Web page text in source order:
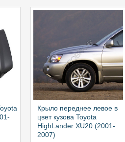
Крыло переднее левое в
цвет кузова Toyota
HighLander XU20 (2001-
2007)